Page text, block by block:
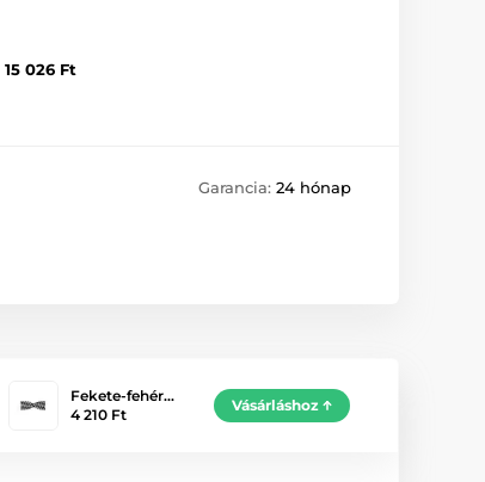
15 026 Ft
Garancia: 24 hónap
Fekete-fehér…
4 210 Ft
Vásárláshoz